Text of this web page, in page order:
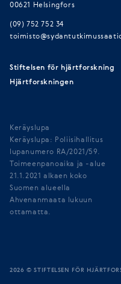
00621 Helsingfors
(09) 752 752 34
Stiftelsen för hjärtforskning
Hjärtforskningen
Keräyslupa
Keräyslupa: Poliisihallitus
lupanumero RA/2021/59.
Toimeenpanoaika ja -alue
21.1.2021 alkaen koko
Suomen alueella
Ahvenanmaata lukuun
ottamatta.
2026 © STIFTELSEN FÖR